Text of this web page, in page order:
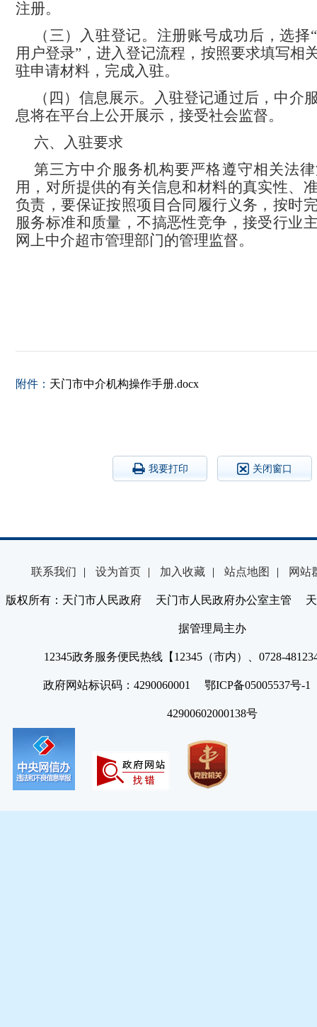
注册。
（三）入驻登记。注册账号成功后，选择
用户登录”，进入登记流程，按照要求填写相
驻申请材料，完成入驻。
（四）信息展示。入驻登记通过后，中介
息将在平台上公开展示，接受社会监督。
六、入驻要求
第三方中介服务机构要严格遵守相关法
用，对所提供的有关信息和材料的真实性、
负责，要保证按照项目合同履行义务，按时
服务标准和质量，不搞恶性竞争，接受行业
网上中介超市管理部门的管理监督。
附件： 天门市中介机构操作手册.docx
我要打印 关闭窗口
联系我们 | 设为首页 | 加入收藏 | 站点地图 | 网站
版权所有：天门市人民政府 天门市人民政府办公室主管 天
据管理局主办
12345政务服务便民热线【12345（市内）、0728-
政府网站标识码：4290060001 鄂ICP备05005537号
42900602000138号